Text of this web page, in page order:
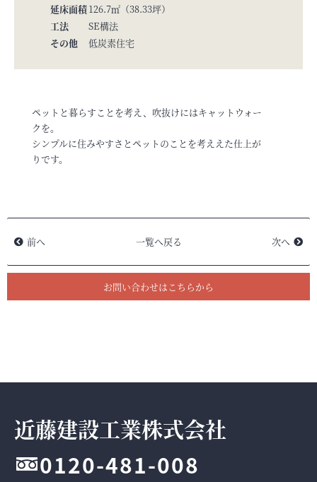
延床面積126.7㎡（38.33坪）
工法
SE構法
その他
低炭素住宅
ペットと暮らすことを考え、吹抜けにはキャットウォー
クを。
シンプルに住みやすさとペットのことを考ええた仕上が
りです。
前へ 一覧へ戻る 次へ
お問い合わせはこちらから
近藤建設工業株式会社
0120-481-008